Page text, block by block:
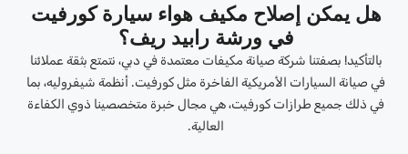
هل يمكن إصلاح مكيف هواء سيارة كورفيت
في ورشة رابيد ريف؟
بالتأكيد! بصفتنا شركة صيانة مكيفات معتمدة في دبي، نتمتع بثقة عملائنا
في صيانة السيارات الأمريكية الفاخرة مثل كورفيت. أنظمة شيفروليه، بما
في ذلك جميع طرازات كورفيت، هي مجال خبرة متخصصينا ذوي الكفاءة
العالية.